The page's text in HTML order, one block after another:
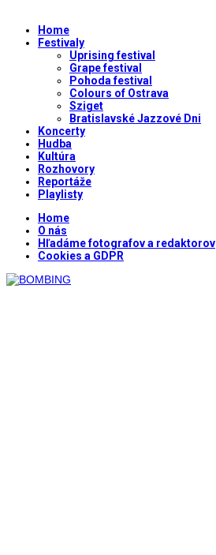
Home
Festivaly
Uprising festival
Grape festival
Pohoda festival
Colours of Ostrava
Sziget
Bratislavské Jazzové Dni
Koncerty
Hudba
Kultúra
Rozhovory
Reportáže
Playlisty
Home
O nás
Hľadáme fotografov a redaktorov
Cookies a GDPR